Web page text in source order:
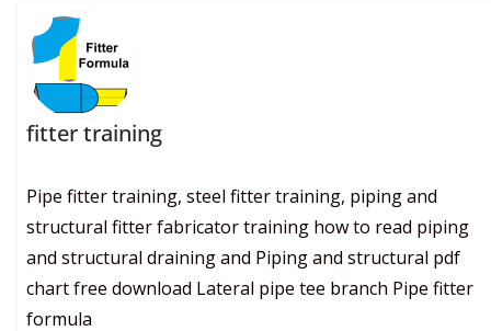
fitter training
Pipe fitter training, steel fitter training, piping and
structural fitter fabricator training how to read piping
and structural draining and Piping and structural pdf
chart free download Lateral pipe tee branch Pipe fitter
formula